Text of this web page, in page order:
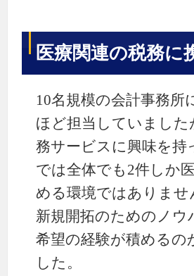
医療関連の税務に
10名規模の会計事務所
ほど担当していまし
務サービスに興味を持
では全体でも2件しか
める環境ではありませ
新規開拓のためのノ
希望の経験が積めるの
した。